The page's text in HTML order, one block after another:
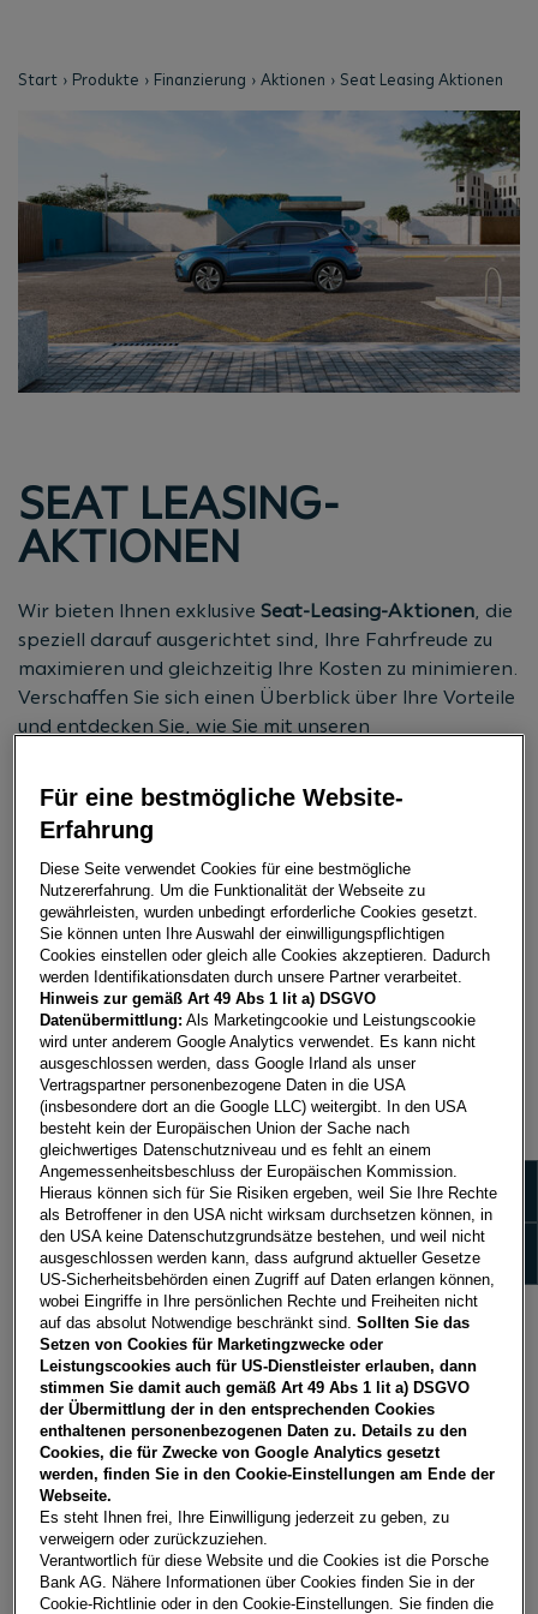
Zeige
Start Produkte Finanzierung Aktionen Seat Leasing Aktionen
SEAT LEASING-
AKTIONEN
Wir bieten Ihnen exklusive Seat-Leasing-Aktionen, die
speziell darauf ausgerichtet sind, Ihre Fahrfreude zu
maximieren und gleichzeitig Ihre Kosten zu minimieren.
Verschaffen Sie sich einen Überblick über Ihre Vorteile
und entdecken Sie, wie Sie mit unseren
Traumauto zu unschlagbaren Konditionen finanzieren
und dabei auch sparen können.
JETZT BERATUNG ANFORDERN
SEAT LEASING-AKTIONEN
NACH MARKE FILTERN
SEAT : JETZT BIS ZU EUR 3.000,-*
FINANZIERUNGSBONUS!
Finanzieren Sie Ihren SEAT über die Porsche Bank und
holen Sie sich jetzt bis zu EUR 3.000,-*
Finanzierungsbonus für Privatkunden.
Das attraktive Angebot erhalten Sie bis einschließlich
Für eine bestmögliche Website-
Erfahrung
Diese Seite verwendet Cookies für eine bestmögliche
Nutzererfahrung. Um die Funktionalität der Webseite zu
gewährleisten, wurden unbedingt erforderliche Cookies gesetzt.
Sie können unten Ihre Auswahl der einwilligungspflichtigen
Cookies einstellen oder gleich alle Cookies akzeptieren. Dadurch
werden Identifikationsdaten durch unsere Partner verarbeitet.
Hinweis zur gemäß Art 49 Abs 1 lit a) DSGVO
Datenübermittlung: Als Marketingcookie und Leistungscookie
wird unter anderem Google Analytics verwendet. Es kann nicht
ausgeschlossen werden, dass Google Irland als unser
Vertragspartner personenbezogene Daten in die USA
(insbesondere dort an die Google LLC) weitergibt. In den USA
besteht kein der Europäischen Union der Sache nach
gleichwertiges Datenschutzniveau und es fehlt an einem
Angemessenheitsbeschluss der Europäischen Kommission.
Hieraus können sich für Sie Risiken ergeben, weil Sie Ihre Rechte
als Betroffener in den USA nicht wirksam durchsetzen können, in
den USA keine Datenschutzgrundsätze bestehen, und weil nicht
ausgeschlossen werden kann, dass aufgrund aktueller Gesetze
US-Sicherheitsbehörden einen Zugriff auf Daten erlangen können,
wobei Eingriffe in Ihre persönlichen Rechte und Freiheiten nicht
auf das absolut Notwendige beschränkt sind.Sollten Sie das
Setzen von Cookies für Marketingzwecke oder
Leistungscookies auch für US-Dienstleister erlauben, dann
stimmen Sie damit auch gemäß Art 49 Abs 1 lit a) DSGVO
der Übermittlung der in den entsprechenden Cookies
enthaltenen personenbezogenen Daten zu. Details zu den
Cookies, die für Zwecke von Google Analytics gesetzt
werden, finden Sie in den Cookie-Einstellungen am Ende der
Webseite.
Es steht Ihnen frei, Ihre Einwilligung jederzeit zu geben, zu
verweigern oder zurückzuziehen.
Verantwortlich für diese Website und die Cookies ist die Porsche
Bank AG. Nähere Informationen über Cookies finden Sie in der
Cookie-Richtlinie oder in den Cookie-Einstellungen. Sie finden die